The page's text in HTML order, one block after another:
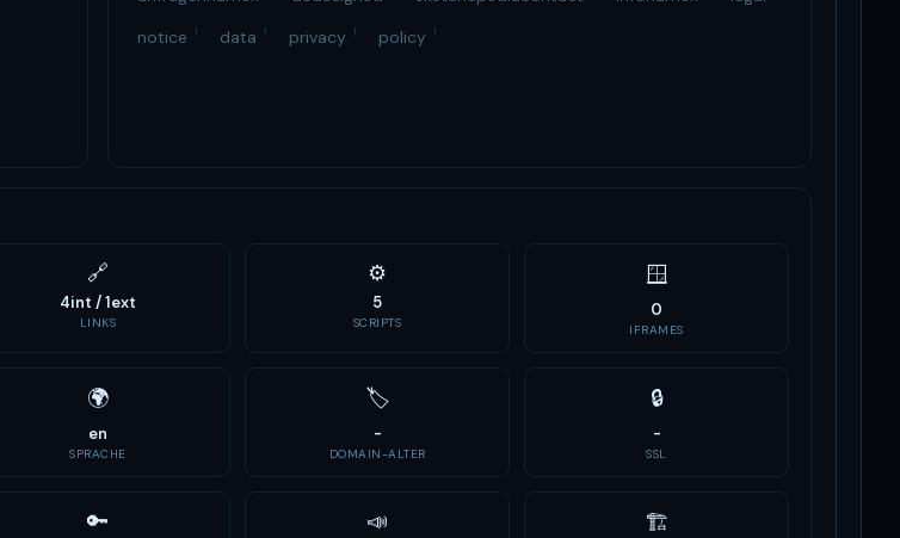
notice 1 data 1 privacy 1 policy 1
🔗
4int / 1ext
LINKS
⚙️
5
SCRIPTS
🪟
0
IFRAMES
🌍
en
SPRACHE
🏷
-
DOMAIN-ALTER
🔒
-
SSL
🔑 📣 🏗